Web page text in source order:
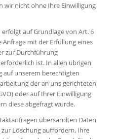
wir nicht ohne Ihre Einwilligung
auf Grundlage von Art. 6
Anfrage mit der Erfüllung eines
zur Durchführung
ist. In allen übrigen
auf unserem berechtigten
der an uns gerichteten
oder auf Ihrer Einwilligung
diese abgefragt wurde.
übersandten Daten
Löschung auffordern, Ihre